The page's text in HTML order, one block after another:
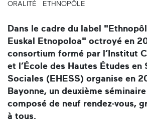
ORALITÉ ETHNOPÔLE
Dans le cadre du label
Euskal Etnopoloa" octroyé en
consortium formé par l’Institut
et l’École des Hautes Études en
Sociales (EHESS) organise en
Bayonne, un deuxième
composé de neuf rendez-vous,
à tous.